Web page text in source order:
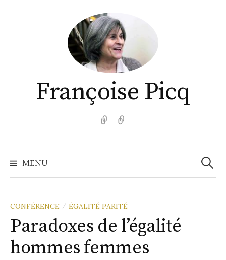
Françoise Picq
English
MENU
CONFÉRENCE / ÉGALITÉ PARITÉ
Paradoxes de l’égalité
hommes femmes